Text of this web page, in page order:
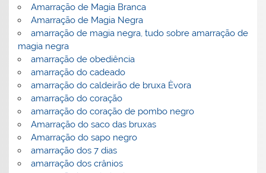
Amarração de Magia Branca
Amarração de Magia Negra
amarração de magia negra, tudo sobre amarração de
magia negra
amarração de obediência
amarração do cadeado
amarração do caldeirão de bruxa Èvora
amarração do coração
amarração do coração de pombo negro
Amarração do saco das bruxas
Amarração do sapo negro
amarração dos 7 dias
amarração dos crânios